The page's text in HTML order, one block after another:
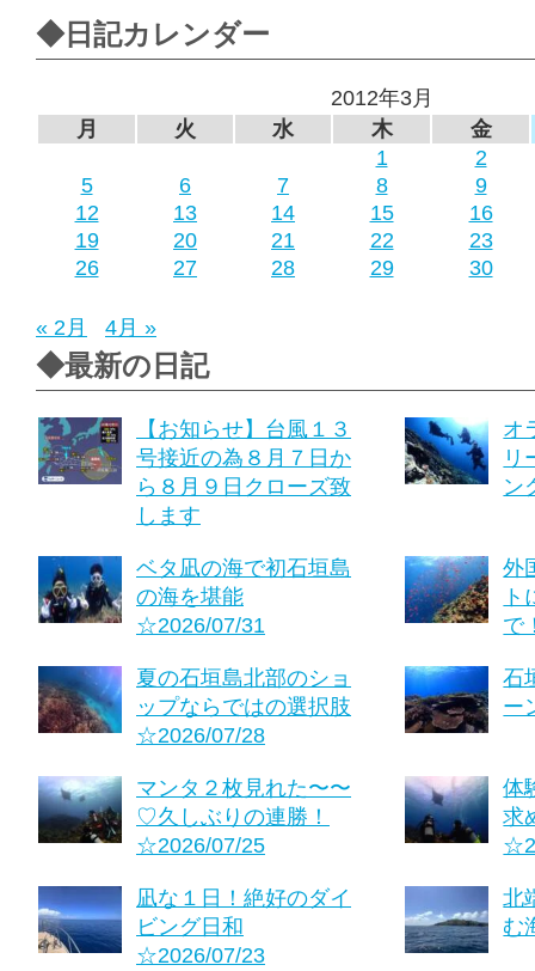
◆日記カレンダー
2012年3月
月
火 水 木
金
1
2
5
6 7 8
9
12
13 14 15
16
19
20 21 22
23
26
27 28 29 30
« 2月 4月 »
◆最新の日記
【お知らせ】台風１３
号接近の為８月７日か
ら８月９日クローズ致
します
オ
リ
ン
ベタ凪の海で初石垣島
の海を堪能
☆2026/07/31
外
ト
で
夏の石垣島北部のショ
ップならではの選択肢
☆2026/07/28
石
ー
マンタ２枚見れた〜〜
♡久しぶりの連勝！
☆2026/07/25
体
求
凪な１日！絶好のダイ
ビング日和
☆2026/07/23
北
む